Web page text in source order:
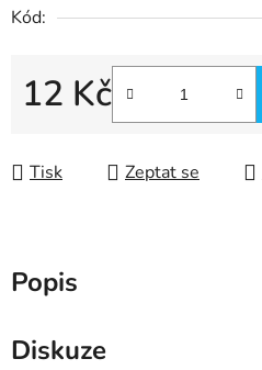
Kód:
12 Kč
Měrná cena:
Tisk Zeptat se
Popis
Diskuze